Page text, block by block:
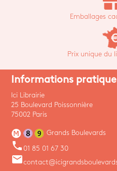
Emballages
Prix unique du
Informations
Ici Librairie
25 Boulevard Poissonnière
75002 Paris
Grands Boulevards
phone 01 85 01 67 30
email